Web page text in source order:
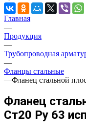
Главная
—
Продукция
—
Трубопроводная
—
Фланцы стальные
—Фланец стальной
Фланец
Ст20 Ру 63